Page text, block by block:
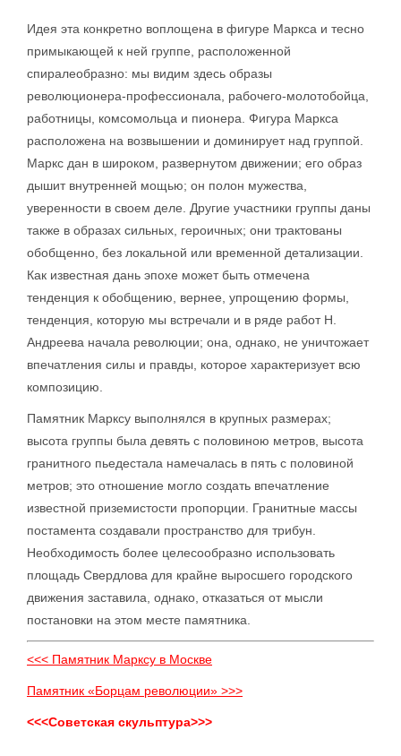
Идея эта конкретно воплощена в фигуре Маркса и тесно
примыкающей к ней группе, расположенной
спиралеобразно: мы видим здесь образы
революционера-профессионала, рабочего-молотобойца,
работницы, комсомольца и пионера. Фигура Маркса
расположена на возвышении и доминирует над группой.
Маркс дан в широком, развернутом движении; его образ
дышит внутренней мощью; он полон мужества,
уверенности в своем деле. Другие участники группы даны
также в образах сильных, героичных; они трактованы
обобщенно, без локальной или временной детализации.
Как известная дань эпохе может быть отмечена
тенденция к обобщению, вернее, упрощению формы,
тенденция, которую мы встречали и в ряде работ Н.
Андреева начала революции; она, однако, не уничтожает
впечатления силы и правды, которое характеризует всю
композицию.
Памятник Марксу выполнялся в крупных размерах;
высота группы была девять с половиною метров, высота
гранитного пьедестала намечалась в пять с половиной
метров; это отношение могло создать впечатление
известной приземистости пропорции. Гранитные массы
постамента создавали пространство для трибун.
Необходимость более целесообразно использовать
площадь Свердлова для крайне выросшего городского
движения заставила, однако, отказаться от мысли
постановки на этом месте памятника.
<<< Памятник Марксу в Москве
Памятник «Борцам революции» >>>
<<<Советская скульптура>>>